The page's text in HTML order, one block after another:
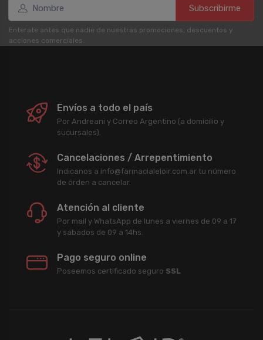
Subscribirme
Enterate antes que nadie de nuestras promociones, descuentos y
acciones comerciales.
Envíos a todo el país
Por Andreani y Correo Argentino (a domicilio y
sucursales).
Cancelaciones / Arrepentimiento
Indicanos a info@farmacialeloir.com.ar tu número
de órden a cancelar.
Atención al cliente
Por mail y WhatsApp de lunes a viernes de 09 a 17
y sábados de 09 a 14hs.
Pago seguro online
Poseemos certificado seguro SSL